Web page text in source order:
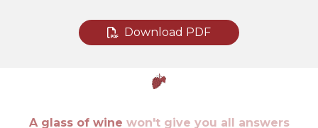
Download PDF
A glass of wine won't give you all answers